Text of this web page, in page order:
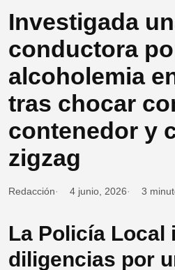
Investigada
conductora
alcoholemia
tras chocar
contenedor y
zigzag
Redacción 4 junio, 2026 3
La Policía Local
diligencias por